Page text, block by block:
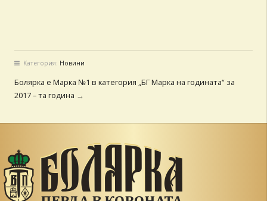
Категория: Новини
Болярка е Марка №1 в категория „БГ Марка на годината“ за
2017 – та година →